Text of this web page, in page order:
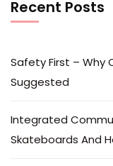
Recent Posts
Safety First – Why
Suggested
Integrated
Skateboards And